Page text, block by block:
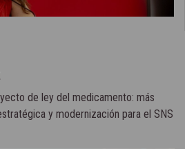
de ley del medicamento: más
y modernización para el SNS